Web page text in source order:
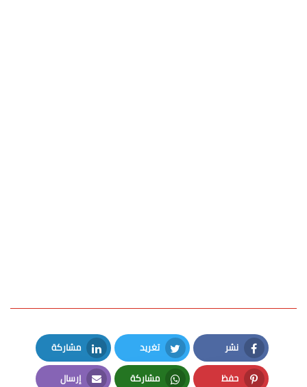
نشر
Facebook
تغريد
Twitter
مشاركة
LinkedIn
حفظ مشاركة إرسال